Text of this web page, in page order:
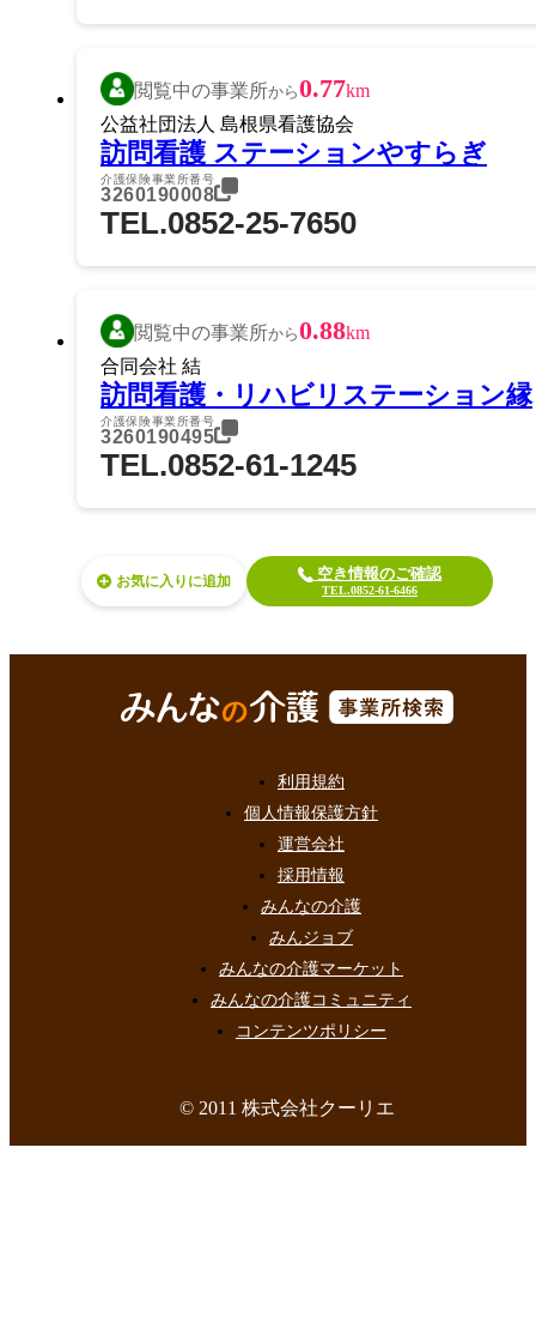
閲覧中の事業所から0.77km
公益社団法人 島根県看護協会
訪問看護 ステーションやすらぎ
介護保険事業所番号
3260190008
TEL.0852-25-7650
閲覧中の事業所から0.88km
合同会社 結
訪問看護・リハビリステーション縁
介護保険事業所番号
3260190495
TEL.0852-61-1245
お気に入り 空き情報のご確認
TEL.0852-61-6466
利用規約
個人情報保護方針
運営会社
採用情報
みんなの介護
みんジョブ
みんなの介護マーケット
みんなの介護コミュニティ
コンテンツポリシー
© 2011 株式会社クーリエ